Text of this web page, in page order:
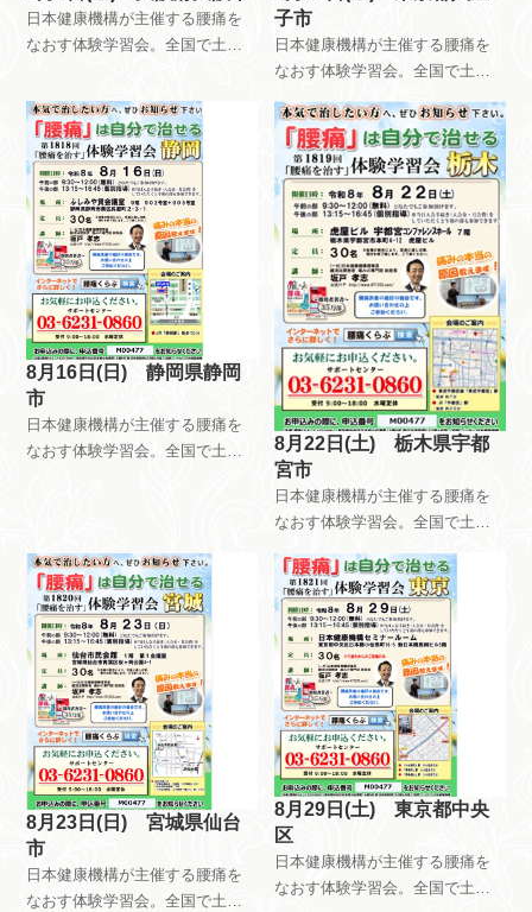
日本健康機構が主催する腰痛を
なおす体験学習会。全国で土曜
上開催しています。午前中はだ
れが参加しても無料です。午後
は会員限定で開催しています。
自分で慢性痛を治すためのメン
テナンス方法を指導していま
す。
子市
日本健康機構が主催する腰痛を
なおす体験学習会。全国で土曜
日日曜日祝日を使って、月8回以
上開催しています。午前中はだ
れが参加しても無料です。午後
は会員限定で開催しています。
自分で慢性痛を治すためのメン
テナンス方法を指導していま
す。
8月16日(日) 静岡県静岡
市
日本健康機構が主催する腰痛を
なおす体験学習会。全国で土曜
は会員限定で開催しています。
自分で慢性痛を治すためのメン
テナンス方法を指導していま
す。
8月22日(土) 栃木県宇都
宮市
日本健康機構が主催する腰痛を
なおす体験学習会。全国で土曜
上開催しています。午前中はだ
れが参加しても無料です。午後
は会員限定で開催しています。
自分で慢性痛を治すためのメン
テナンス方法を指導していま
す。
8月23日(日) 宮城県仙台
市
日本健康機構が主催する腰痛を
なおす体験学習会。全国で土曜
8月29日(土) 東京都中央
区
日本健康機構が主催する腰痛を
なおす体験学習会。全国で土曜